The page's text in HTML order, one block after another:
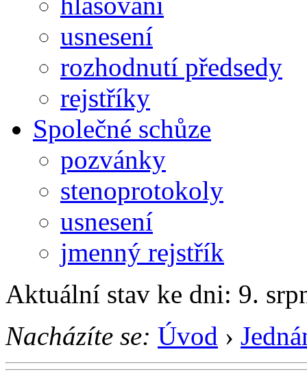
usnesení
rozhodnutí předsedy
rejstříky
Společné schůze
pozvánky
stenoprotokoly
usnesení
jmenný rejstřík
Aktuální stav ke dni: 9.
Nacházíte se: Úvod ›